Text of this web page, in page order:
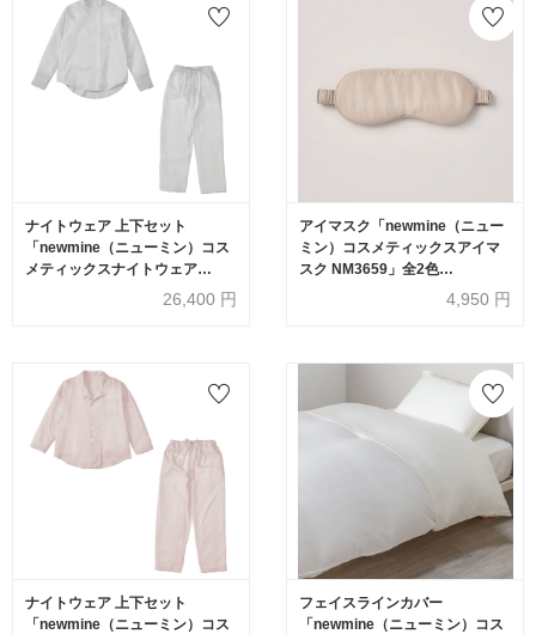
ナイトウェア 上下セット
「newmine（ニューミン）コス
メティックスナイトウェア
NM4602」X-Back スタンドカラ
ー 男女兼用 全3サイズ 全2色
26,400 円
アイマスク「newmine（ニュー
ミン）コスメティックスアイマ
スク NM3659」全2色
4,950 円
ナイトウェア 上下セット
「newmine（ニューミン）コス
フェイスラインカバー
「newmine（ニューミン）コス